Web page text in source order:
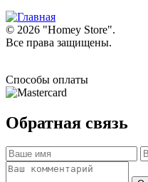
© 2026 "Homey Store".
Все права защищены.
Способы оплаты
Обратная связь